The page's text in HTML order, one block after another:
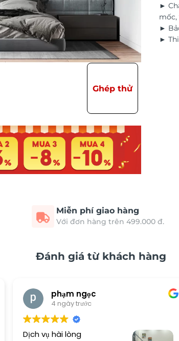
Ghép thử
►
mốc,
►
►
Miễn phí giao hàng
Với đơn hàng trên 499.000 đ.
Đánh giá từ khách hàng
phạm ngọc
4 ngày trước
Dịch vụ hài lòng